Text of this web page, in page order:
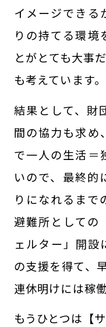
イメージできる
りの持てる環境
とがとても大事
も考えています。
結果として、財
間の協力も求め
で一人の生活＝
いので、最終的
りになれるまで
避難所としての
ェルター」開設
の支援を得て、
連休明けには稼
もうひとつは【